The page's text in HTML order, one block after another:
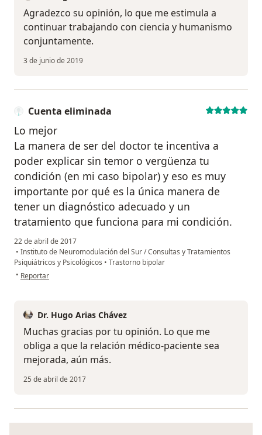
Agradezco su opinión, lo que me estimula a
continuar trabajando con ciencia y humanismo
conjuntamente.
3 de junio de 2019
Cuenta eliminada
Lo mejor
La manera de ser del doctor te incentiva a
poder explicar sin temor o vergüenza tu
condición (en mi caso bipolar) y eso es muy
importante por qué es la única manera de
tener un diagnóstico adecuado y un
tratamiento que funciona para mi condición.
22 de abril de 2017
• Instituto de Neuromodulación del Sur / Consultas y Tratamientos
Psiquiátricos y Psicológicos • Trastorno bipolar
• en opinión del usuario Cuenta eliminada
Reportar
Dr. Hugo Arias Chávez
Muchas gracias por tu opinión. Lo que me
obliga a que la relación médico-paciente sea
mejorada, aún más.
25 de abril de 2017